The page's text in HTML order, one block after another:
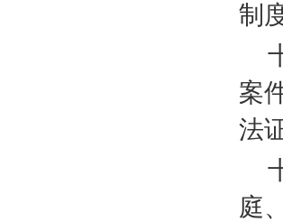
制
案
法
庭